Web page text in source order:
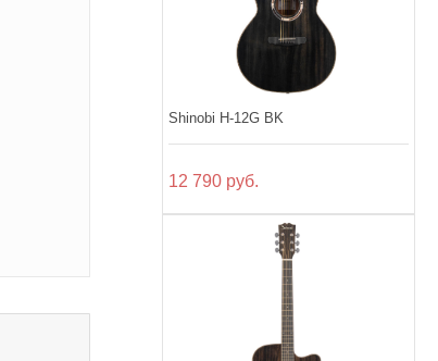
Shinobi H-12G BK
12 790 руб.